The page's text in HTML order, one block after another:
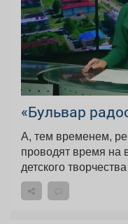
«Бульвар
А, тем временем,
проводят время на
детского